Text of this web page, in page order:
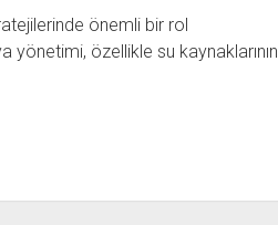
önemli bir rol
özellikle su kaynaklarının